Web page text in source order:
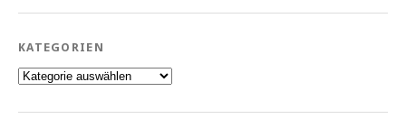
KATEGORIEN
Kategorien